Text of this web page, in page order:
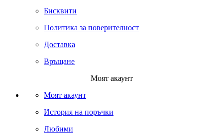
Бисквити
Политика за поверителност
Доставка
Връщане
Моят акаунт
Моят акаунт
История на поръчки
Любими